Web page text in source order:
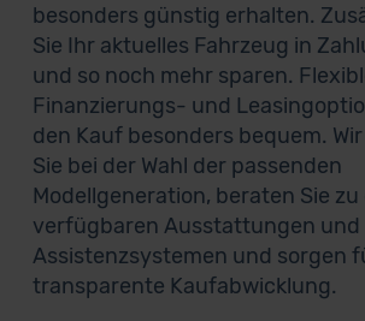
besonders günstig erhalten.
Sie Ihr aktuelles Fahrzeug in
und so noch mehr sparen.
Finanzierungs- und
den Kauf besonders bequem.
Sie bei der Wahl der passenden
Modellgeneration, beraten Sie zu
verfügbaren Ausstattungen und
Assistenzsystemen und sorgen
transparente Kaufabwicklung.